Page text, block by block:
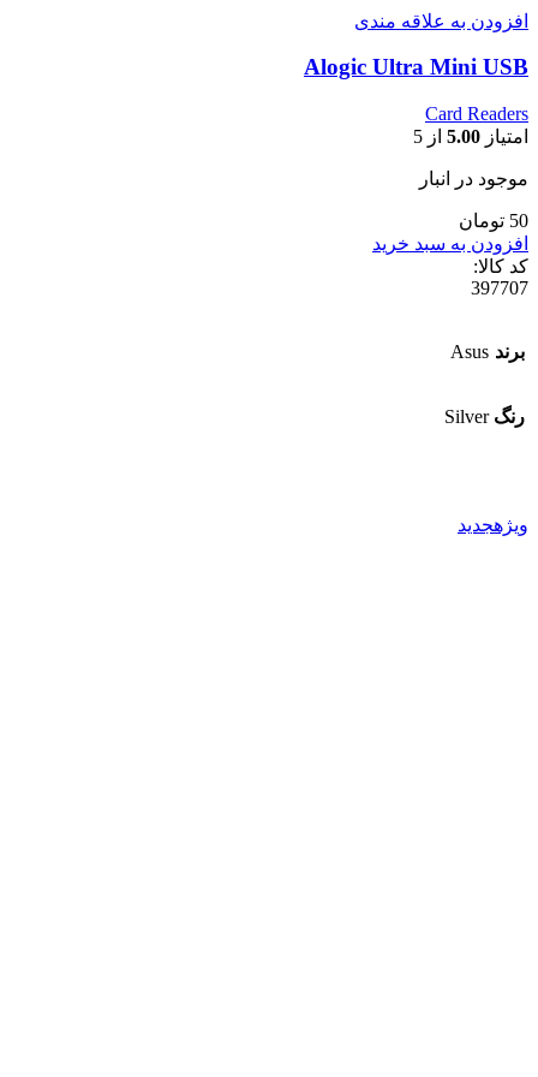
افزودن به علاقه مندی
Alogic Ultra Mini USB
Card Readers
امتیاز 5.00 از 5
موجود در انبار
50 تومان
افزودن به سبد خرید
کد کالا:
397707
برند Asus
رنگ Silver
ویژهجدید